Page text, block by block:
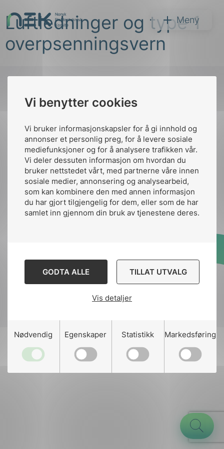
Vi benytter cookies
Vi bruker informasjonskapsler for å gi innhold og
annonser et personlig preg, for å levere sosiale
mediefunksjoner og for å analysere trafikken vår.
Vi deler dessuten informasjon om hvordan du
bruker nettstedet vårt, med partnerne våre innen
sosiale medier, annonsering og analysearbeid,
som kan kombinere den med annen informasjon
du har gjort tilgjengelig for dem, eller som de har
samlet inn gjennom din bruk av tjenestene deres.
GODTA ALLE TILLAT UTVALG
Vis detaljer
Nødvendig Egenskaper Statistikk Markedsføring
til
innhold
NEK Meny
Søk
Luftledninger og type 1
overpsenningsvern
Kontakt oss
Ansatte
nek@nek.no
Kontakt
Bruk av Cookies
Designed and developed
Stem Agency
toppen